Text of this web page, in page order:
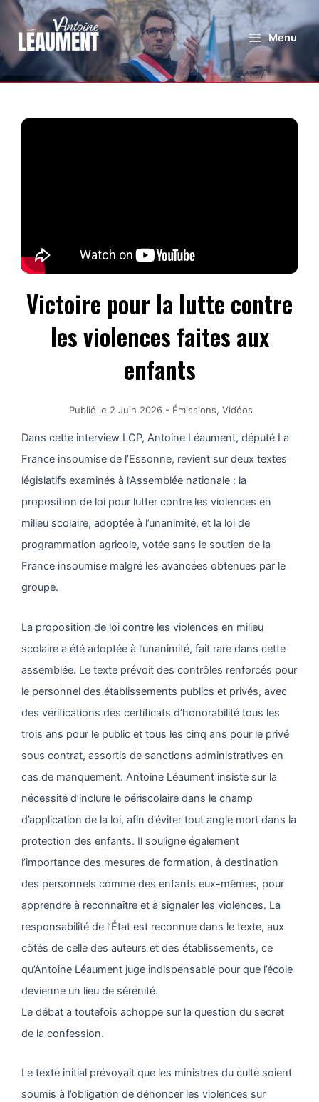
Menu
Victoire pour la lutte contre
les violences faites aux
enfants
Publié le 2 Juin 2026 - Émissions, Vidéos
Dans cette interview LCP, Antoine Léaument, député La
France insoumise de l’Essonne, revient sur deux textes
législatifs examinés à l’Assemblée nationale : la
proposition de loi pour lutter contre les violences en
milieu scolaire, adoptée à l’unanimité, et la loi de
programmation agricole, votée sans le soutien de la
France insoumise malgré les avancées obtenues par le
groupe.
La proposition de loi contre les violences en milieu
scolaire a été adoptée à l’unanimité, fait rare dans cette
assemblée. Le texte prévoit des contrôles renforcés pour
le personnel des établissements publics et privés, avec
des vérifications des certificats d’honorabilité tous les
trois ans pour le public et tous les cinq ans pour le privé
sous contrat, assortis de sanctions administratives en
cas de manquement. Antoine Léaument insiste sur la
nécessité d’inclure le périscolaire dans le champ
d’application de la loi, afin d’éviter tout angle mort dans la
protection des enfants. Il souligne également
l’importance des mesures de formation, à destination
des personnels comme des enfants eux-mêmes, pour
apprendre à reconnaître et à signaler les violences. La
responsabilité de l’État est reconnue dans le texte, aux
côtés de celle des auteurs et des établissements, ce
qu’Antoine Léaument juge indispensable pour que l’école
devienne un lieu de sérénité.
Le débat a toutefois achoppe sur la question du secret
de la confession.
Le texte initial prévoyait que les ministres du culte soient
soumis à l’obligation de dénoncer les violences sur